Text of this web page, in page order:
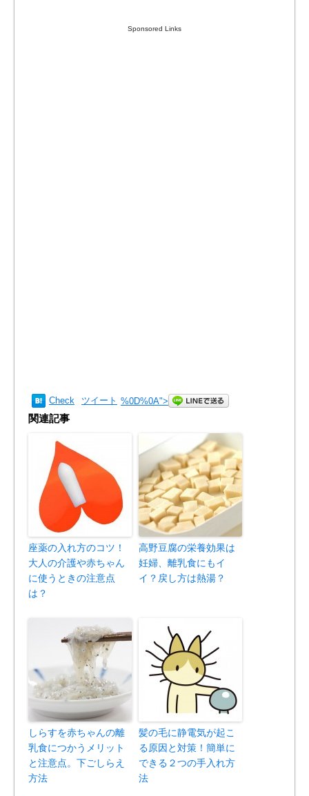
Sponsored Links
Check ツイート %0D%0A">
関連記事
座薬の入れ方のコツ！
大人の介護や赤ちゃん
に使うときの注意点
は？
高野豆腐の栄養効果は
妊婦、離乳食にもイ
イ？戻し方は熱湯？
しらすを赤ちゃんの離
乳食につかうメリット
と注意点。下ごしらえ
方法
髪の毛に静電気が起こ
る原因と対策！簡単に
できる２つの手入れ方
法